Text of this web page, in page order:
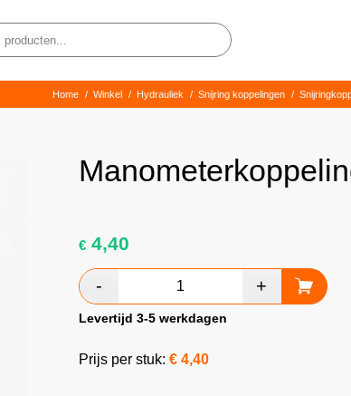
Home / Winkel / Hydrauliek / Snijring koppelingen /
€4,40
Levertijd 3-5 werkdagen
Prijs per stuk: € 4,40